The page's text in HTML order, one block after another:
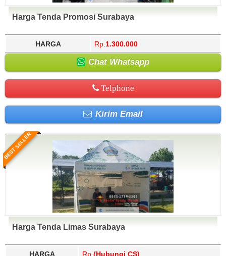
Harga Tenda Promosi Surabaya
HARGA Rp. 1.300.000
Chat Whatsapp
Telphone
Kirim Email
BEST SELLER
Harga Tenda Limas Surabaya
HARGA Rp. (Hubungi CS)